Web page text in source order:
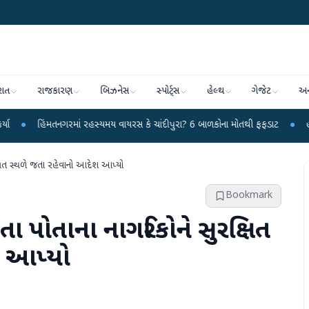
રાજકારણ બિઝનેસ સ્પોર્ટ્સ હેલ્થ ગેજેટ
રહસ્યમય વાયરસ કે ચાંદીપુરા? 6 બાળકોના મોતથી ફફડાટ ● હવામાન વિભાગે
સ્થળે જતા રહેવાનો આદેશ આપ્યો
Bookmark
પોતાના નાગરિકોને સુરક્ષિત
આપ્યો